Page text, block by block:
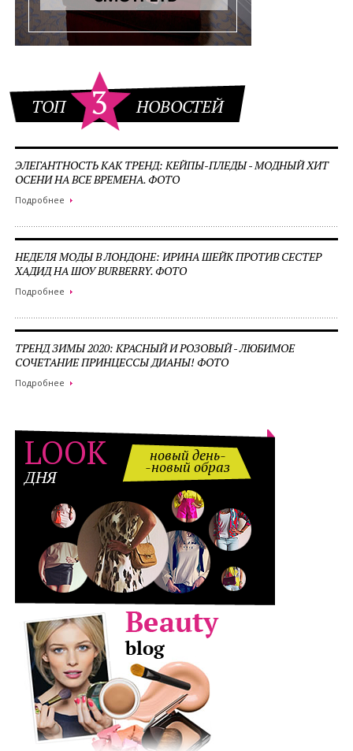
ТОП 3 НОВОСТЕЙ
ЭЛЕГАНТНОСТЬ КАК ТРЕНД: КЕЙПЫ-ПЛЕДЫ - МОДНЫЙ ХИТ
ОСЕНИ НА ВСЕ ВРЕМЕНА. ФОТО
Подробнее
НЕДЕЛЯ МОДЫ В ЛОНДОНЕ: ИРИНА ШЕЙК ПРОТИВ СЕСТЕР
ХАДИД НА ШОУ BURBERRY. ФОТО
Подробнее
ТРЕНД ЗИМЫ 2020: КРАСНЫЙ И РОЗОВЫЙ - ЛЮБИМОЕ
СОЧЕТАНИЕ ПРИНЦЕССЫ ДИАНЫ! ФОТО
Подробнее
LOOK
ДНЯ
новый день-
-новый образ